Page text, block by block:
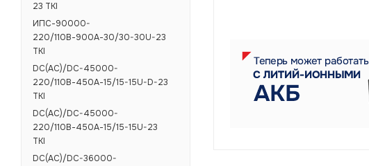
23 TKI
ИПС-90000-
220/110В-900А-30/30-30U-23
TKI
DC(AC)/DC-45000-
220/110В-450А-15/15-15U-D-23
TKI
DC(AC)/DC-45000-
220/110В-450А-15/15-15U-23
TKI
DC(AC)/DC-36000-